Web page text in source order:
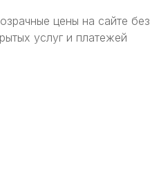
цены на сайте без
услуг и платежей